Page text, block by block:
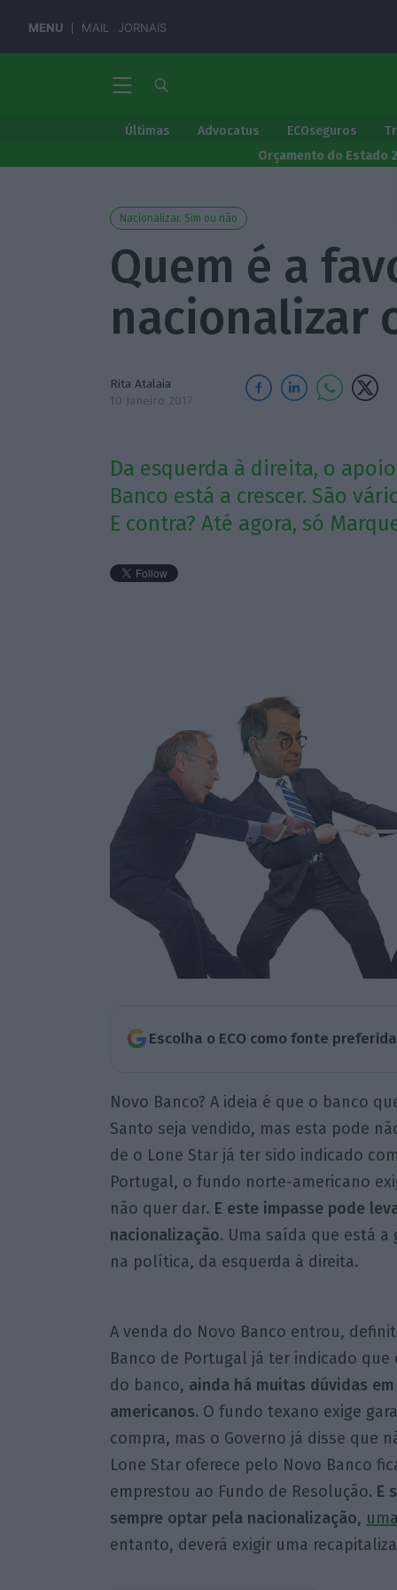
MENU MAIL JORNAIS
Últimas Advocatus ECOseguros
Orçamento do Estado
Nacionalizar. Sim ou não
Quem é a
nacionalizar
Rita Atalaia
10 Janeiro 2017
Da esquerda à direita, o
Banco está a crescer. São
E contra? Até agora, só
Escolha o ECO como fonte
Novo Banco? A ideia é que o banco
Santo seja vendido, mas esta pode
de o Lone Star já ter sido indicado
Portugal, o fundo norte-americano
não quer dar. E este impasse pode
nacionalização. Uma saída que está a
na política, da esquerda à direita.
A venda do Novo Banco entrou,
Banco de Portugal já ter indicado
do banco, ainda há muitas dúvidas
americanos. O fundo texano exige
compra, mas o Governo já disse que
Lone Star oferece pelo Novo Banco
emprestou ao Fundo de Resolução. E
sempre optar pela nacionalização,
entanto, deverá exigir uma